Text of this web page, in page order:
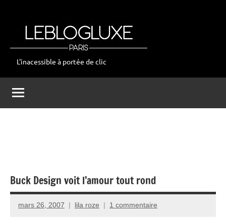
leblogluxe
L'inacessible à portée de clic
Buck Design voit l’amour tout rond
mars 26, 2007 lila roze 1 commentaire